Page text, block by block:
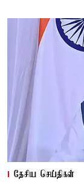
தேசிய செய்திகள்